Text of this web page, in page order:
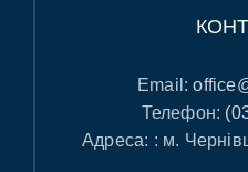
Email:
Телефон:
Адреса: : м.